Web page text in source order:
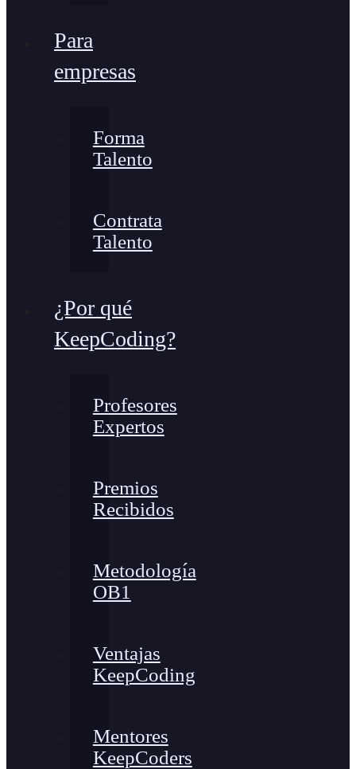
Para
empresas
Forma
Talento
Contrata
Talento
¿Por qué
KeepCoding?
Profesores
Expertos
Premios
Recibidos
Metodología
OB1
Ventajas
KeepCoding
Mentores
KeepCoders